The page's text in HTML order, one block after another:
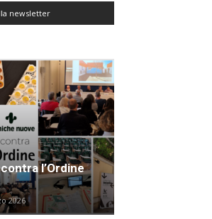
newsletter
l’Ordine
2026